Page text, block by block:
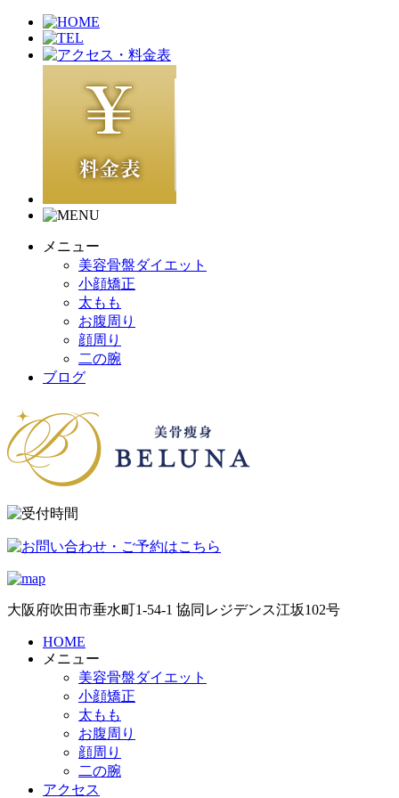
メニュー
美容骨盤ダイエット
小顔矯正
太もも
お腹周り
顔周り
二の腕
ブログ
大阪府吹田市垂水町1-54-1 協同レジデンス江坂102号
HOME
メニュー
美容骨盤ダイエット
小顔矯正
太もも
お腹周り
顔周り
二の腕
アクセス